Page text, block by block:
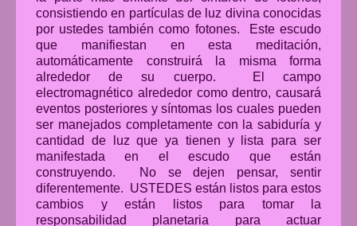
consistiendo en partículas de luz divina conocidas
por ustedes también como fotones. Este escudo
que manifiestan en esta meditación,
automáticamente construirá la misma forma
alrededor de su cuerpo. El campo
electromagnético alrededor como dentro, causará
eventos posteriores y síntomas los cuales pueden
ser manejados completamente con la sabiduría y
cantidad de luz que ya tienen y lista para ser
manifestada en el escudo que están
construyendo. No se dejen pensar, sentir
diferentemente. USTEDES están listos para estos
cambios y están listos para tomar la
responsabilidad planetaria para actuar